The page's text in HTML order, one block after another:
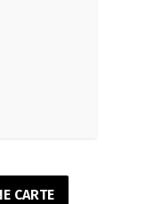
CARTE